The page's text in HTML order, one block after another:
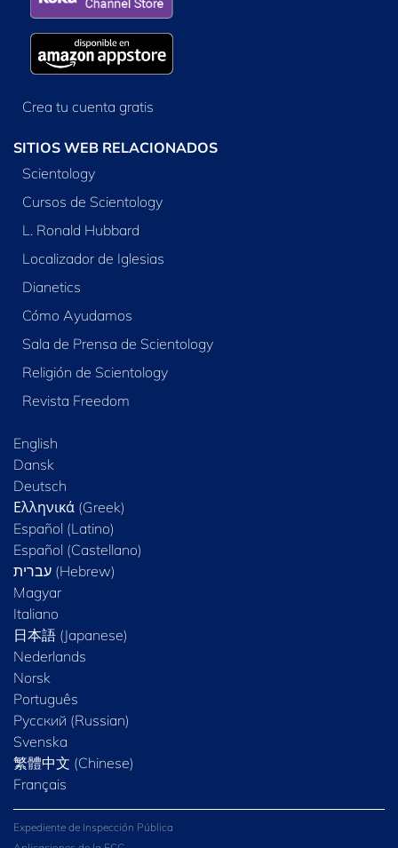
Crea tu cuenta gratis
SITIOS WEB RELACIONADOS
Scientology
Cursos de Scientology
L. Ronald Hubbard
Localizador de Iglesias
Dianetics
Cómo Ayudamos
Sala de Prensa de Scientology
Religión de Scientology
Revista Freedom
English
Dansk
Deutsch
Ελληνικά (Greek)
Español (Latino)
Español (Castellano)
Magyar
Italiano
日本語 (Japanese)
Nederlands
Norsk
Português
Русский (Russian)
Svenska
繁體中文 (Chinese)
Français
Expediente de Inspección Pública